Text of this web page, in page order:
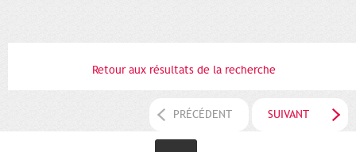
Retour aux résultats de la recherche
PRÉCÉDENT SUIVANT